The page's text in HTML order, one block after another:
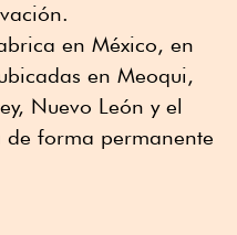
en México, en
en Meoqui,
Nuevo León y el
de forma permanente